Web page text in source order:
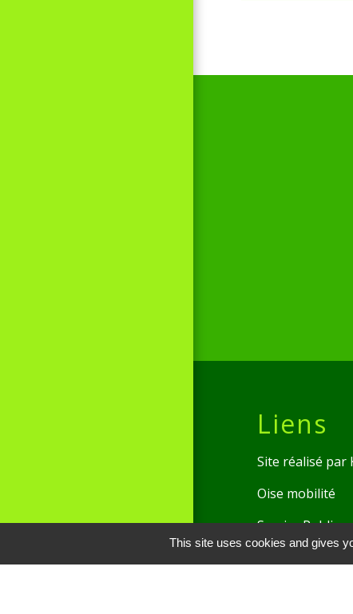
Liens
Site réalisé par
Oise mobilité
Service Public
This site uses cookies and gives